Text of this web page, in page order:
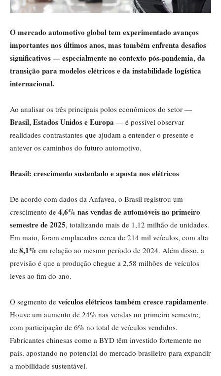
O mercado automotivo global tem experimentado avanços
importantes nos últimos anos, mas também enfrenta desafios
significativos — especialmente no contexto pós-pandemia, da
transição para modelos elétricos e da instabilidade logística
internacional.
Ao analisar os três principais polos econômicos do setor —
Brasil, Estados Unidos e Europa — é possível observar
realidades contrastantes que ajudam a entender o presente e
antever os caminhos do futuro automotivo.
Brasil: crescimento sustentado e aposta nos elétricos
De acordo com dados da Anfavea, o Brasil registrou um
crescimento de 4,6% nas vendas de automóveis no primeiro
semestre de 2025, totalizando mais de 1,12 milhão de unidades.
Em maio, foram emplacados cerca de 214 mil veículos, com alta
de 8,1% em relação ao mesmo período de 2024. Além disso, a
previsão é que a produção chegue a 2,58 milhões de veículos
leves ao fim do ano.
O segmento de veículos elétricos também cresce rapidamente.
Houve um aumento de 24% nas vendas no primeiro semestre,
com participação de 6% no total de veículos vendidos.
Fabricantes chinesas como a BYD têm investido fortemente no
país, apostando no potencial do mercado brasileiro para expandir
a mobilidade sustentável.